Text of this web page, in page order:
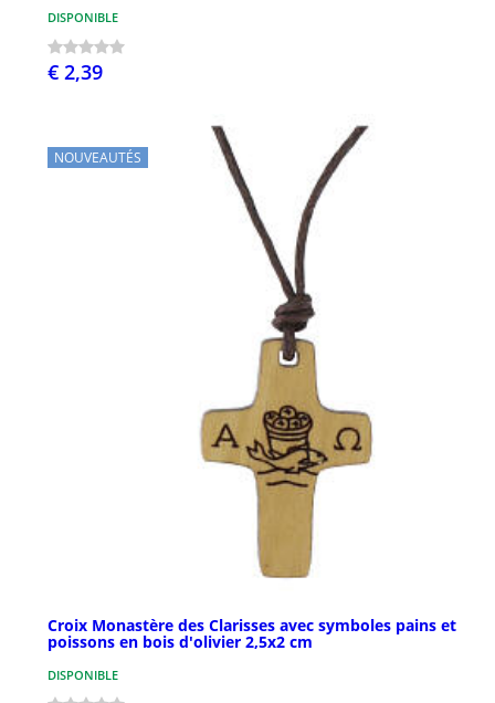
DISPONIBLE
€ 2,39
NOUVEAUTÉS
Croix Monastère des Clarisses avec symboles pains et
poissons en bois d'olivier 2,5x2 cm
DISPONIBLE